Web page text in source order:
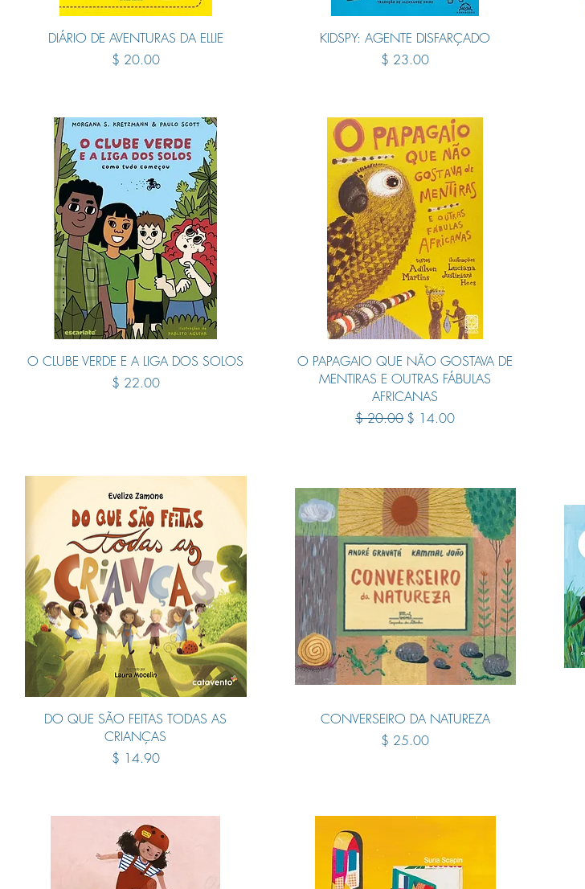
Quick View
DIÁRIO DE AVENTURAS DA ELLIE
Price
$ 20.00
Quick View
KIDSPY: AGENTE DISFARÇADO
Price
$ 23.00
Quick View
O CLUBE VERDE E A LIGA DOS SOLOS
Price
$ 22.00
Quick View
O PAPAGAIO QUE NÃO GOSTAVA DE
MENTIRAS E OUTRAS FÁBULAS
AFRICANAS
Regular Price
$ 20.00 Sale Price
$ 14.00
Quick View
DO QUE SÃO FEITAS TODAS AS
CRIANÇAS
Price
$ 14.90
Quick View
CONVERSEIRO DA NATUREZA
Price
$ 25.00